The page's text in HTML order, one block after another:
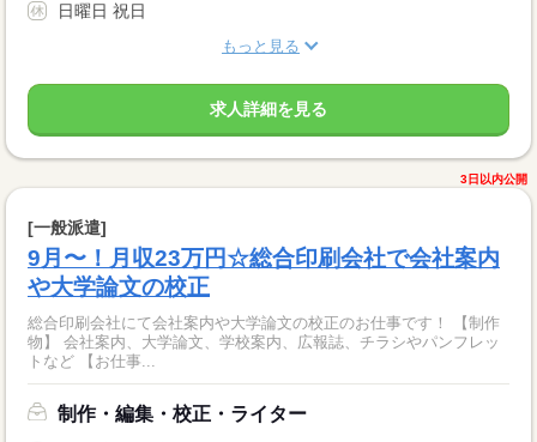
日曜日 祝日
もっと見る
求人詳細を見る
3日以内公開
[一般派遣]
9月〜！月収23万円☆総合印刷会社で会社案内
や大学論文の校正
総合印刷会社にて会社案内や大学論文の校正のお仕事です！ 【制作
物】 会社案内、大学論文、学校案内、広報誌、チラシやパンフレッ
トなど 【お仕事...
制作・編集・校正・ライター